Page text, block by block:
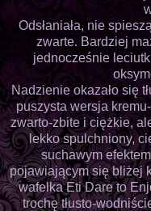
Odsłaniała, nie
zwarte. Bardziej
jednocześnie
Nadzienie okazało się
puszysta wersja
zwarto-zbite i ciężkie,
lekko spulchniony,
suchawym
pojawiającym się bliżej
wafelka Eti Dare to
trochę tłusto-